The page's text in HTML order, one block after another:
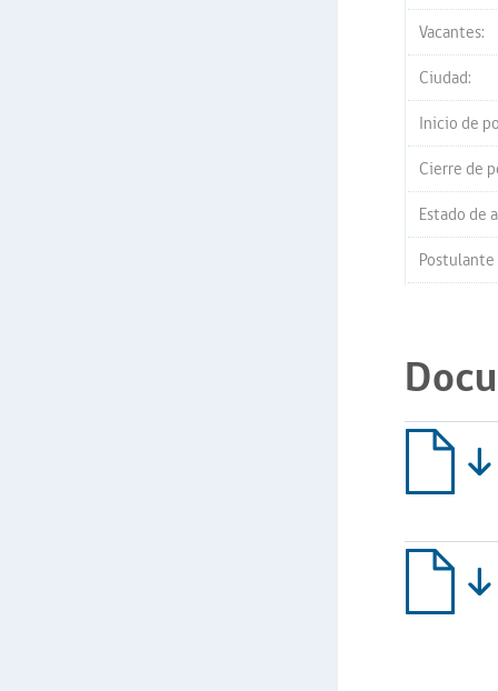
Vacantes:
Ciudad:
Inicio de
Cierre de
Estado de